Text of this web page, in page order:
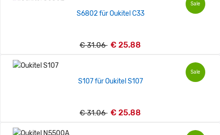
Sale
S6802 für Oukitel C33
€ 31.06 € 25.88
Sale
S107 für Oukitel S107
€ 31.06 € 25.88